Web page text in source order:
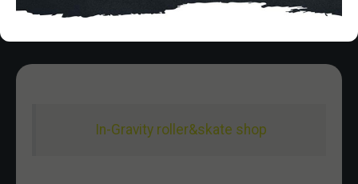
In-Gravity roller&skate shop